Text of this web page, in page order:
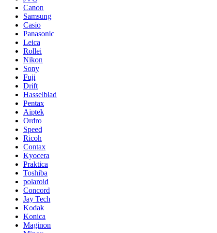
Canon
Samsung
Casio
Panasonic
Leica
Rollei
Nikon
Sony
Fuji
Drift
Hasselblad
Pentax
Aiptek
Ordro
Speed
Ricoh
Contax
Kyocera
Praktica
Toshiba
polaroid
Concord
Jay Tech
Kodak
Konica
Maginon